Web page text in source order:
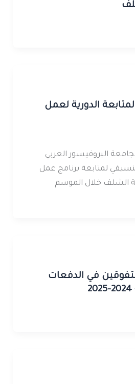
الدورية لعمل
البروفيسور العربي
لمتابعة برنامج عمل
الشلف خلال الموسم
في الدفعات